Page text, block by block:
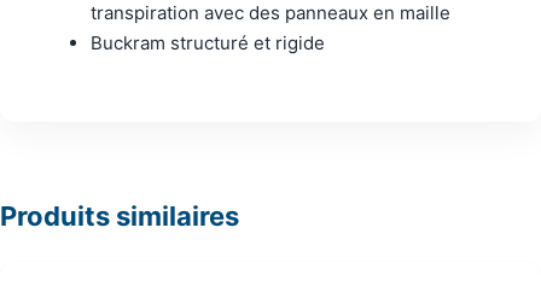
transpiration avec des panneaux en maille
Buckram structuré et rigide
Produits similaires